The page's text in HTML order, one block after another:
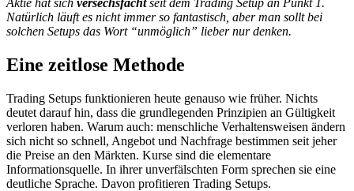
Aktie hat sich versechsfachtseit dem Trading Setup an Punkt 1.
Natürlich läuft es nicht immer so fantastisch, aber man sollt bei
solchen Setups das Wort “unmöglich” lieber nur denken.
Eine zeitlose Methode
Trading Setups funktionieren heute genauso wie früher. Nichts
deutet darauf hin, dass die grundlegenden Prinzipien an Gültigkeit
verloren haben. Warum auch: menschliche Verhaltensweisen ändern
sich nicht so schnell, Angebot und Nachfrage bestimmen seit jeher
die Preise an den Märkten. Kurse sind die elementare
Informationsquelle. In ihrer unverfälschten Form sprechen sie eine
deutliche Sprache. Davon profitieren Trading Setups.